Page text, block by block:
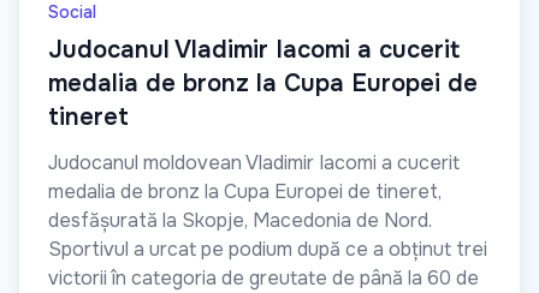
Social
Judocanul Vladimir Iacomi a cucerit
medalia de bronz la Cupa Europei de
tineret
Judocanul moldovean Vladimir Iacomi a cucerit
medalia de bronz la Cupa Europei de tineret,
desfășurată la Skopje, Macedonia de Nord.
Sportivul a urcat pe podium după ce a obținut trei
victorii în categoria de greutate de până la 60 de